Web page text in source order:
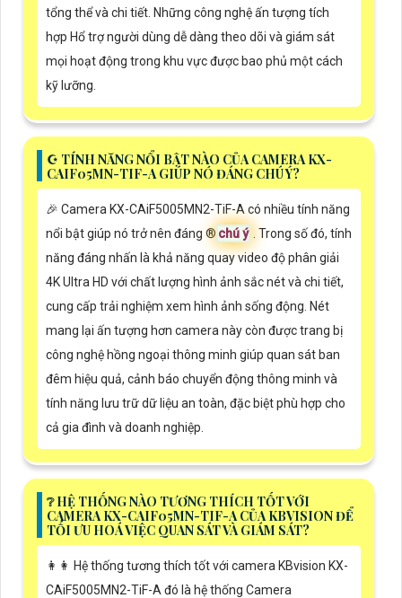
tổng thể và chi tiết. Những công nghệ ấn tượng tích
hợp Hổ trợ người dùng dễ dàng theo dõi và giám sát
mọi hoạt động trong khu vực được bao phủ một cách
kỹ lưỡng.
☪ TÍNH NĂNG NỔI BẬT NÀO CỦA CAMERA KX-
CAIF05MN-TIF-A GIÚP NÓ ĐÁNG CHÚ Ý?
️🎉 Camera KX-CAiF5005MN2-TiF-A có nhiều tính năng
nổi bật giúp nó trở nên đáng ®️ chú ý
. Trong số đó, tính
năng đáng nhấn là khả năng quay video độ phân giải
4K Ultra HD với chất lượng hình ảnh sắc nét và chi tiết,
cung cấp trải nghiệm xem hình ảnh sống động. Nét
mang lại ấn tượng hơn camera này còn được trang bị
công nghệ hồng ngoại thông minh giúp quan sát ban
đêm hiệu quả, cảnh báo chuyển động thông minh và
tính năng lưu trữ dữ liệu an toàn, đặc biệt phù hợp cho
cả gia đình và doanh nghiệp.
❔ HỆ THỐNG NÀO TƯƠNG THÍCH TỐT VỚI
CAMERA KX-CAIF05MN-TIF-A CỦA KBVISION ĐỂ
TỐI ƯU HOÁ VIỆC QUAN SÁT VÀ GIÁM SÁT?
️👩‍👩 Hệ thống tương thích tốt với camera KBvision KX-
CAiF5005MN2-TiF-A đó là hệ thống Camera